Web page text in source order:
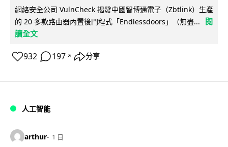
網絡安全公司 VulnCheck 揭發中國智博通電子（Zbtlink）生產
的 20 多款路由器內置後門程式「Endlessdoors」（無盡...
閱
讀全文
932 197 ↗ 分享
人工智能
arthur 1 日